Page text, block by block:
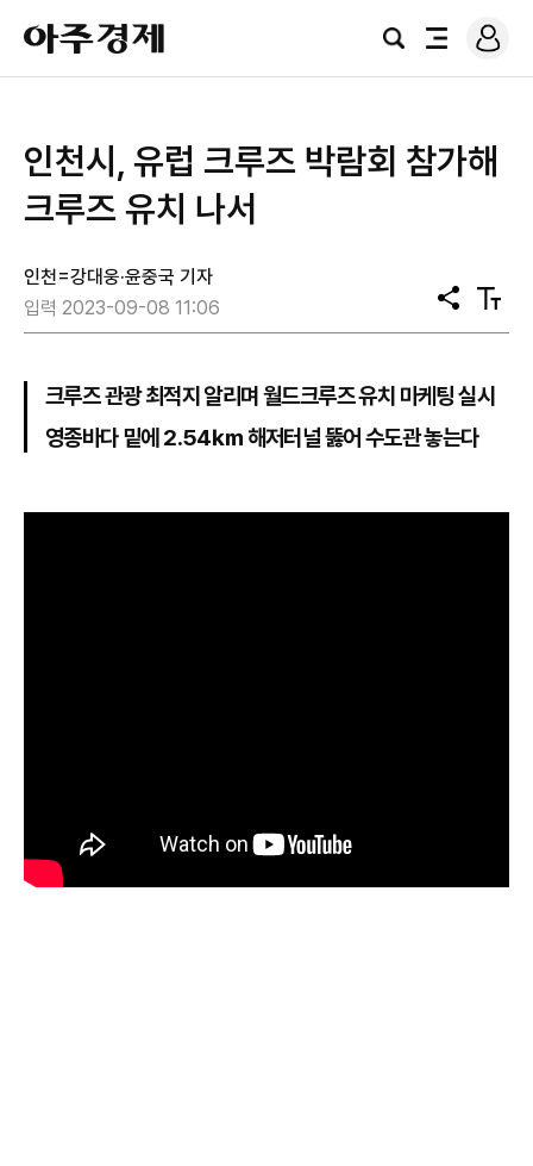
아
주
경
검
전
로
그
인천시, 유럽 크루즈 박람회 참가해
크루즈 유치 나서
인천=강대웅·윤중국 기자
입력 2023-09-08 11:06
공
유
텍
스
기
크루즈 관광 최적지 알리며 월드크루즈 유치 마케팅 실시
영종바다 밑에 2.54㎞ 해저터널 뚫어 수도관 놓는다